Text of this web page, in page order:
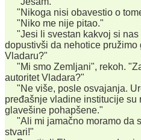
"Nikoga nisi obavestio o
"Niko me nije pitao."
"Jesi li svestan kakvoj si nas
dopustivši da nehotice pružimo
Vladaru?"
"Mi smo Zemljani", rekoh.
autoritet Vladara?"
"Ne više, posle osvajanja.
pređašnje vladine institucije su
glavešine pohapšene."
"Ali mi jamačno moramo da
stvari!"